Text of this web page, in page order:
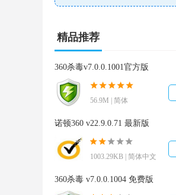
- 完美支持64位操作系统，
- 全面兼容win10，
- 产品性能和兼容性再次提升。
2.超强智能反钓鱼
- 智能反钓鱼引擎升级，
- 恶意网址库大规模升级，
精品推荐
360杀毒v7.0.0.1001官方版
56.9M | 简体
诺顿360 v22.9.0.71 最新版
1003.29KB | 简体中文
360杀毒 v7.0.0.1004 免费版